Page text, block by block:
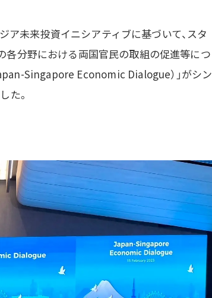
ア未来投資イニシアティブに基づいて、スタ
各分野における両国官民の取組の促進等につ
Singapore Economic Dialogue）」がシン
た。